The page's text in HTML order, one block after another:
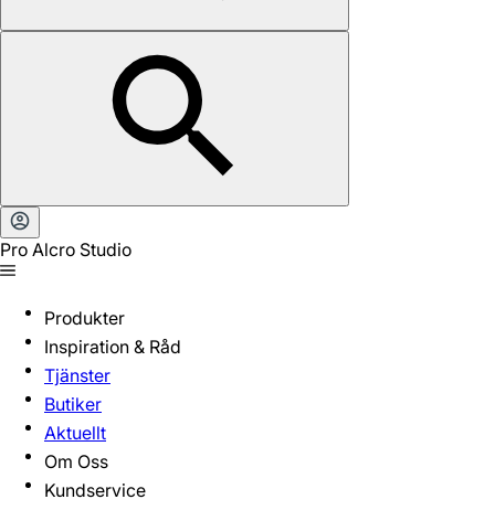
Pro Alcro Studio
Produkter
Inspiration & Råd
Tjänster
Butiker
Aktuellt
Om Oss
Kundservice